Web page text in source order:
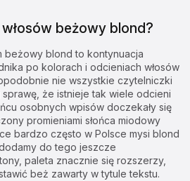
beżowy blond?
beżowy blond to kontynuacja
po kolorach i odcieniach włosów
nie wszystkie czytelniczki
że istnieje tak wiele odcieni
osobnych wpisów doczekały się
promieniami słońca miodowy
bardzo często w Polsce mysi blond
do tego jeszcze
paleta znacznie się rozszerzy,
beż zawarty w tytule tekstu.